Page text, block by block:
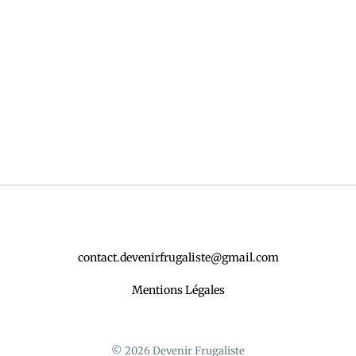
contact.devenirfrugaliste@gmail.com
Mentions Légales
© 2026 Devenir Frugaliste